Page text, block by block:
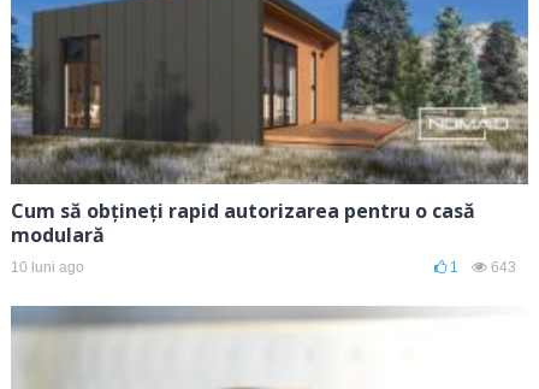
Cum să obțineți rapid autorizarea pentru o casă
modulară
10 luni ago 1 643